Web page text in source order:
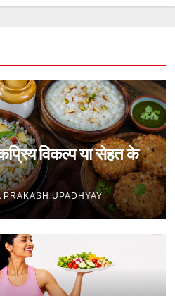
विकल्प या सेहत के
PRAKASH UPADHYAY